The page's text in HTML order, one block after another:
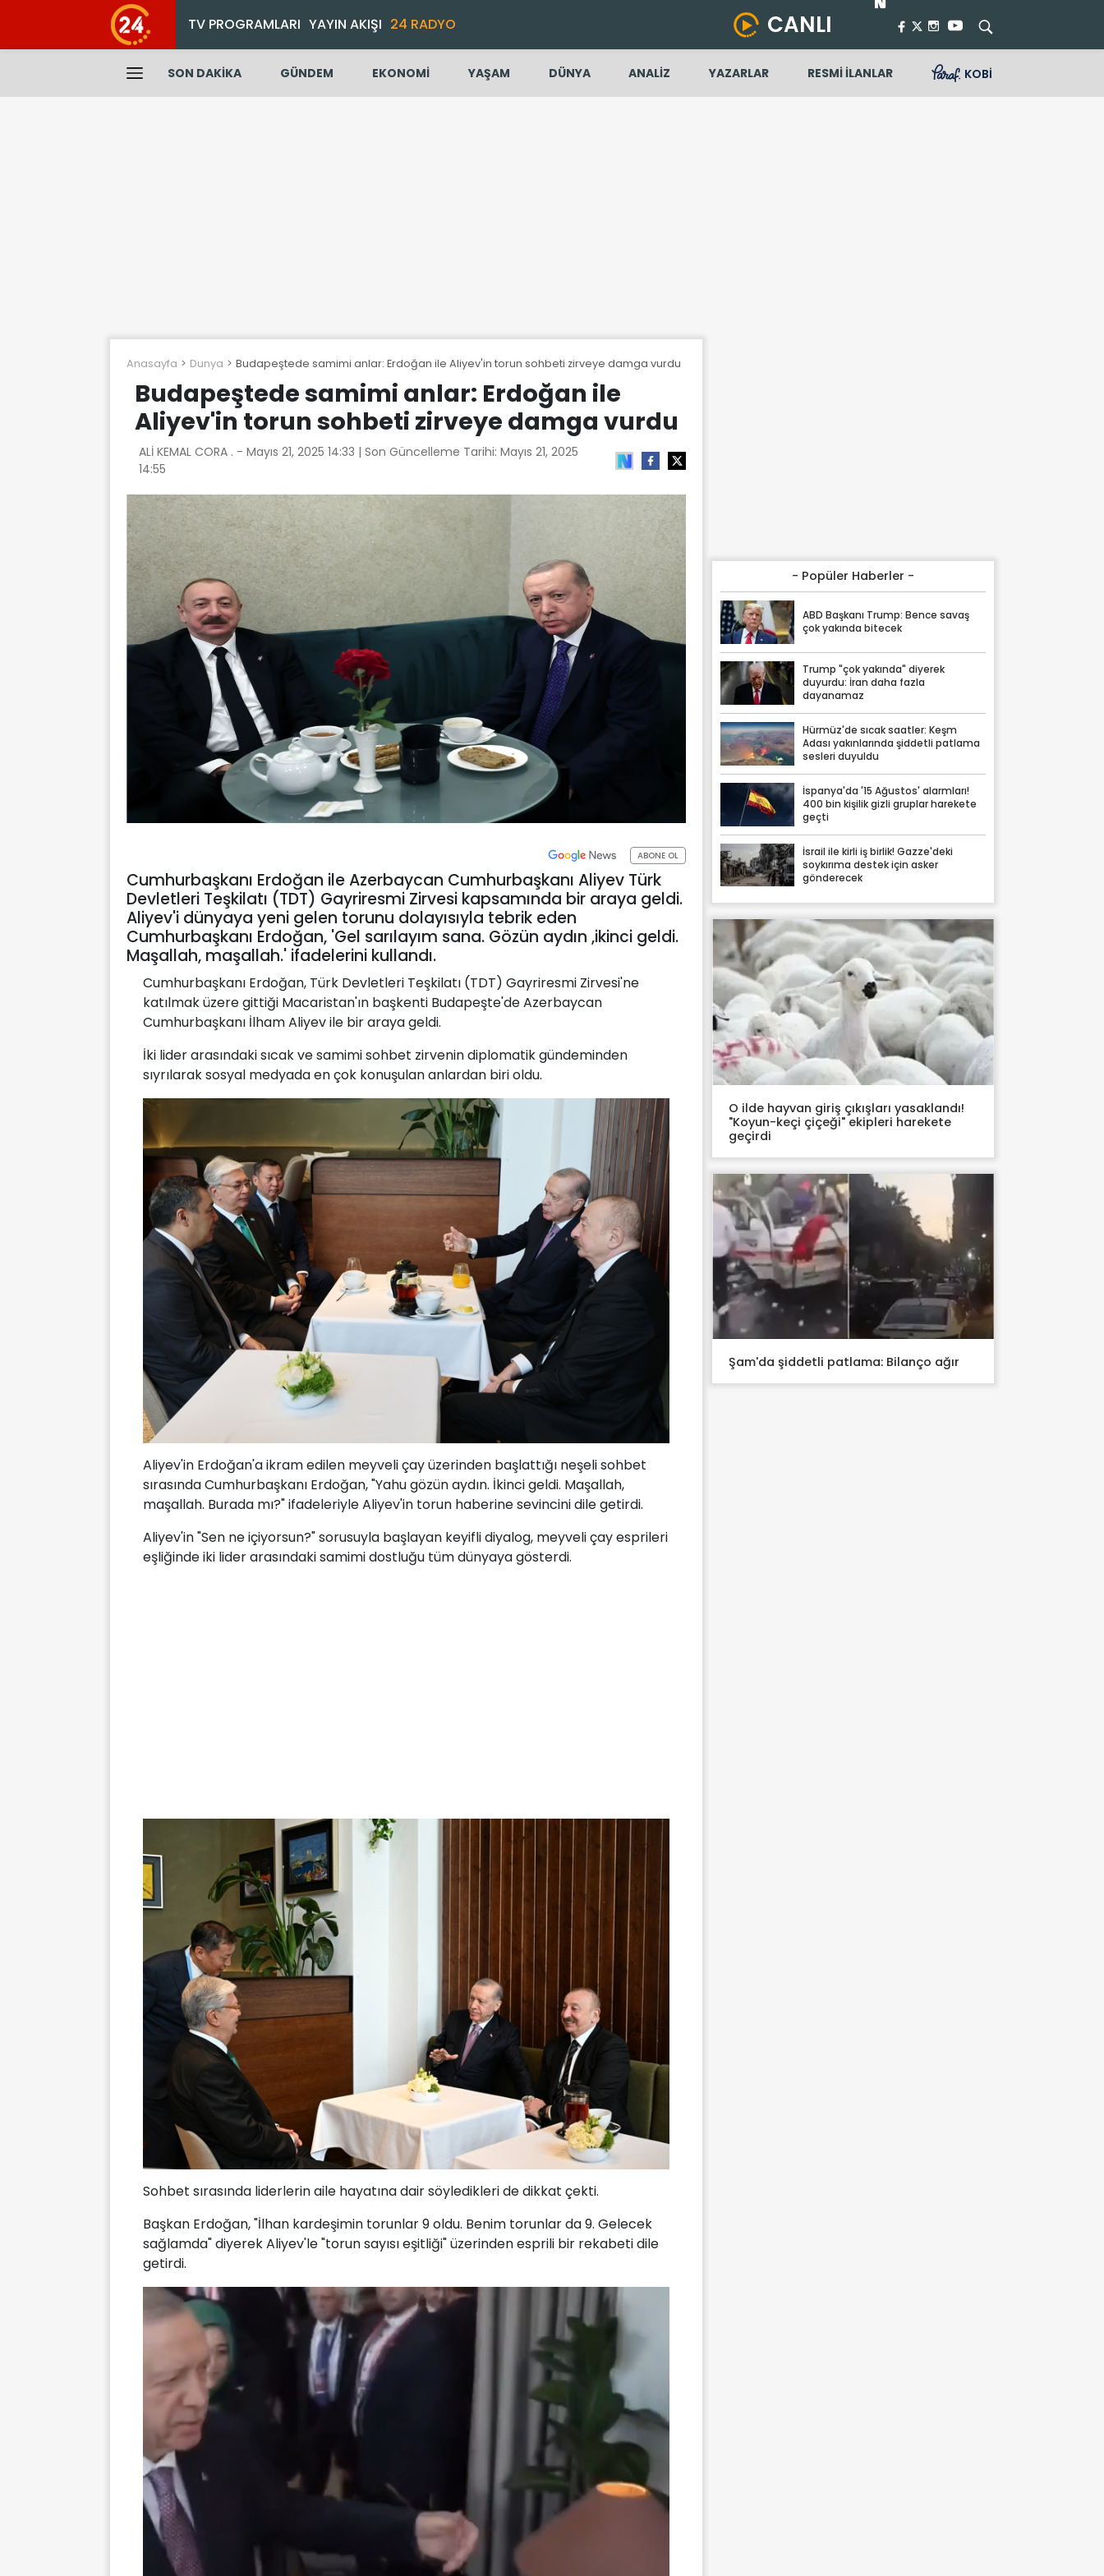
TV PROGRAMLARI YAYIN AKIŞI 24 RADYO CANLI
SON DAKİKA GÜNDEM EKONOMİ YAŞAM DÜNYA ANALİZ YAZARLAR RESMİ İLANLAR KOBİ
Anasayfa Dunya Budapeştede samimi anlar: Erdoğan ile Aliyev'in torun sohbeti zirveye damga vurdu
Budapeştede samimi anlar: Erdoğan ile
Aliyev'in torun sohbeti zirveye damga vurdu
ALİ KEMAL CORA . - Mayıs 21, 2025 14:33 | Son Güncelleme Tarihi: Mayıs 21, 2025
14:55
ABONE OL
Cumhurbaşkanı Erdoğan ile Azerbaycan Cumhurbaşkanı Aliyev Türk
Devletleri Teşkilatı (TDT) Gayriresmi Zirvesi kapsamında bir araya geldi.
Aliyev'i dünyaya yeni gelen torunu dolayısıyla tebrik eden
Cumhurbaşkanı Erdoğan, 'Gel sarılayım sana. Gözün aydın ,ikinci geldi.
Maşallah, maşallah.' ifadelerini kullandı.
Cumhurbaşkanı Erdoğan, Türk Devletleri Teşkilatı (TDT) Gayriresmi Zirvesi'ne
katılmak üzere gittiği Macaristan'ın başkenti Budapeşte'de Azerbaycan
Cumhurbaşkanı İlham Aliyev ile bir araya geldi.
İki lider arasındaki sıcak ve samimi sohbet zirvenin diplomatik gündeminden
sıyrılarak sosyal medyada en çok konuşulan anlardan biri oldu.
Aliyev'in Erdoğan'a ikram edilen meyveli çay üzerinden başlattığı neşeli sohbet
sırasında Cumhurbaşkanı Erdoğan, "Yahu gözün aydın. İkinci geldi. Maşallah,
maşallah. Burada mı?" ifadeleriyle Aliyev'in torun haberine sevincini dile getirdi.
Aliyev'in "Sen ne içiyorsun?" sorusuyla başlayan keyifli diyalog, meyveli çay esprileri
eşliğinde iki lider arasındaki samimi dostluğu tüm dünyaya gösterdi.
Sohbet sırasında liderlerin aile hayatına dair söyledikleri de dikkat çekti.
Başkan Erdoğan, "İlhan kardeşimin torunlar 9 oldu. Benim torunlar da 9. Gelecek
sağlamda" diyerek Aliyev'le "torun sayısı eşitliği" üzerinden esprili bir rekabeti dile
getirdi.
- Popüler Haberler -
ABD Başkanı Trump: Bence savaş
çok yakında bitecek
Trump "çok yakında" diyerek
duyurdu: İran daha fazla
dayanamaz
Hürmüz'de sıcak saatler: Keşm
Adası yakınlarında şiddetli patlama
sesleri duyuldu
İspanya'da '15 Ağustos' alarmları!
400 bin kişilik gizli gruplar harekete
geçti
İsrail ile kirli iş birlik! Gazze'deki
soykırıma destek için asker
gönderecek
O ilde hayvan giriş çıkışları yasaklandı!
"Koyun-keçi çiçeği" ekipleri harekete
geçirdi
Şam'da şiddetli patlama: Bilanço ağır